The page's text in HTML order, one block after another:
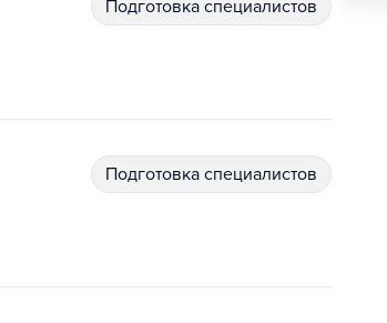
подготовка специалистов
подготовка специалистов